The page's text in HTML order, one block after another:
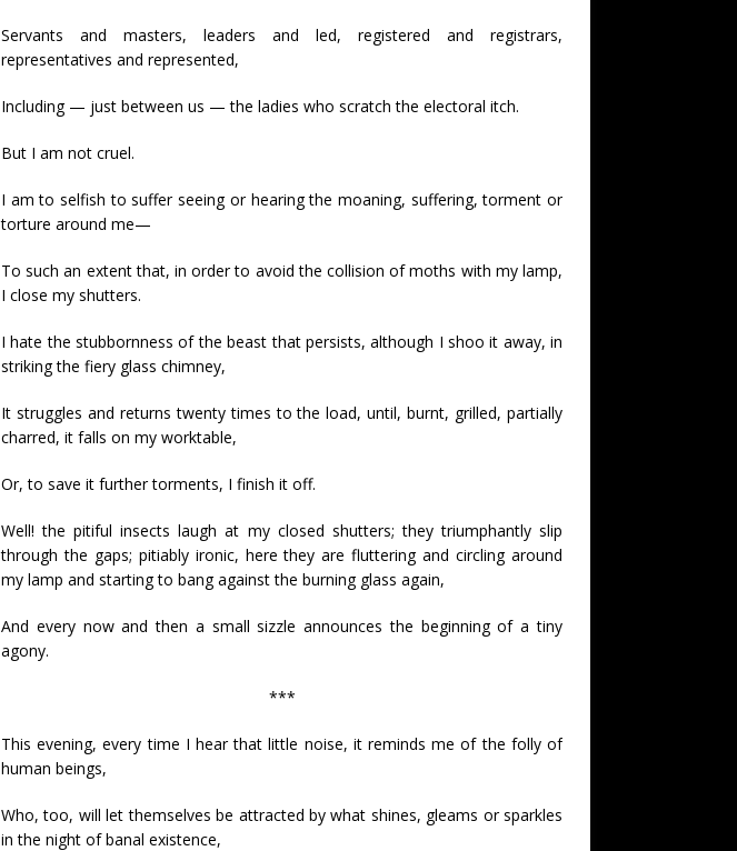
Servants and masters, leaders and led, registered and registrars,
representatives and represented,
Including — just between us — the ladies who scratch the electoral itch.
But I am not cruel.
I am to selfish to suffer seeing or hearing the moaning, suffering, torment or
torture around me—
To such an extent that, in order to avoid the collision of moths with my lamp,
I close my shutters.
I hate the stubbornness of the beast that persists, although I shoo it away, in
striking the fiery glass chimney,
It struggles and returns twenty times to the load, until, burnt, grilled, partially
charred, it falls on my worktable,
Or, to save it further torments, I finish it off.
Well! the pitiful insects laugh at my closed shutters; they triumphantly slip
through the gaps; pitiably ironic, here they are fluttering and circling around
my lamp and starting to bang against the burning glass again,
And every now and then a small sizzle announces the beginning of a tiny
agony.
***
This evening, every time I hear that little noise, it reminds me of the folly of
human beings,
Who, too, will let themselves be attracted by what shines, gleams or sparkles
in the night of banal existence,